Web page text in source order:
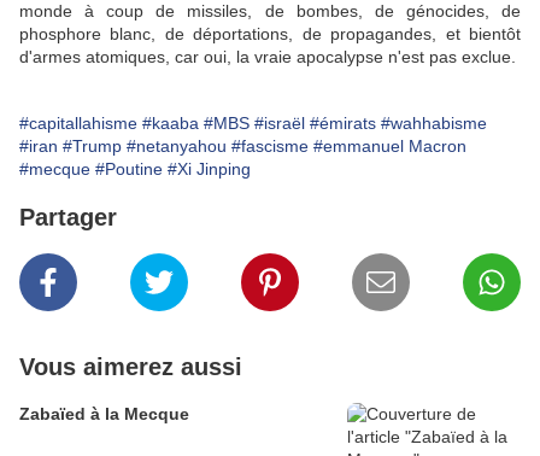
monde à coup de missiles, de bombes, de génocides, de
phosphore blanc, de déportations, de propagandes, et bientôt
d'armes atomiques, car oui, la vraie apocalypse n'est pas exclue.
#capitallahisme #kaaba #MBS #israël #émirats #wahhabisme
#iran #Trump #netanyahou #fascisme #emmanuel Macron
#mecque #Poutine #Xi Jinping
Partager
Vous aimerez aussi
Zabaïed à la Mecque